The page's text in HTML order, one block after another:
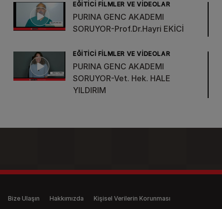
EĞITICI FILMLER VE VIDEOLAR
PURINA GENC AKADEMI
SORUYOR-Prof.Dr.Hayri EKİCİ
EĞITICI FILMLER VE VIDEOLAR
PURINA GENC AKADEMI
SORUYOR-Vet. Hek. HALE
YILDIRIM
Legal (anonymous)
Bize Ulaşın Hakkımızda Kişisel Verilerin Korunması